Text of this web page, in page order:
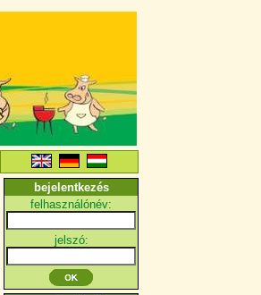
bejelentkezés
felhasználónév:
jelszó: